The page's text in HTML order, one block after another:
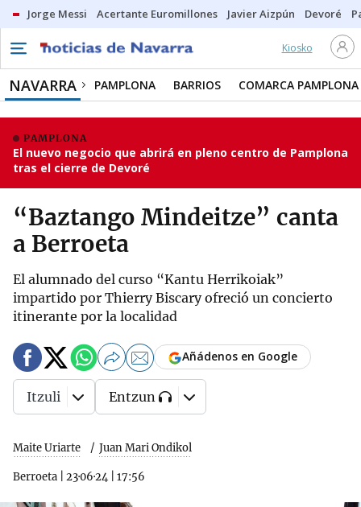
Jorge Messi Acertante Euromillones Javier Aizpún Devoré
Kiosko
NAVARRA PAMPLONA BARRIOS COMARCA PAMPLONA
PAMPLONA
El nuevo negocio que abrirá en pleno centro de Pamplona
tras el cierre de Devoré
“Baztango Mindeitze” canta
a Berroeta
El alumnado del curso “Kantu Herrikoiak”
impartido por Thierry Biscary ofreció un concierto
itinerante por la localidad
Maite Uriarte Juan Mari Ondikol
Berroeta 23·06·24 17:56
Añádenos en Google
Itzuli Entzun